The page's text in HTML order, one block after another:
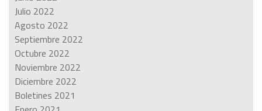
Julio 2022
Agosto 2022
Septiembre 2022
Octubre 2022
Noviembre 2022
Diciembre 2022
Boletines 2021